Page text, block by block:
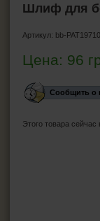
Шлиф для
Артикул: bb-PAT19710
Цена: 96
Сообщить о
Этого товара сейчас
Силиконовые бонги
Прекулеры для
Трубка для курения
Гриндеры
Джоинты